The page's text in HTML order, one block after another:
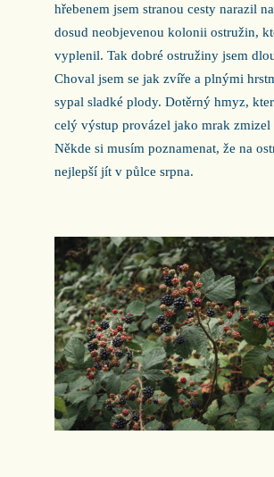
hřebenem jsem stranou cesty narazil
dosud neobjevenou kolonii ostružin,
vyplenil. Tak dobré ostružiny jsem
Choval jsem se jak zvíře a plnými
sypal sladké plody. Dotěrný hmyz,
celý výstup provázel jako mrak zmizel
Někde si musím poznamenat, že na
nejlepší jít v půlce srpna.